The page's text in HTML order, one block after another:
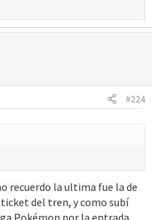
#224
recuerdo la ultima fue la de
del tren, y como subí
Pokémon por la entrada